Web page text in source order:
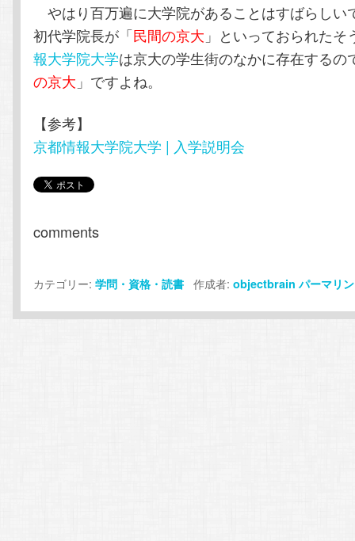
やはり百万遍に大学院があることはすばらしい
初代学院長が「民間の京大 」といっておられたそ
報大学院大学は京大の学生街のなかに存在するの
の京大 」ですよね。
【参考】
京都情報大学院大学 | 入学説明会
comments
カテゴリー:学問・資格・読書 作成者:objectbrain パーマリ